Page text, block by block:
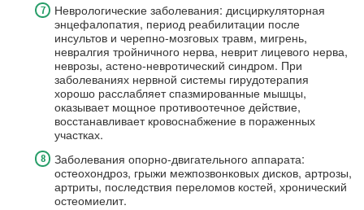
Неврологические заболевания: дисциркуляторная
энцефалопатия, период реабилитации после
инсультов и черепно-мозговых травм, мигрень,
невралгия тройничного нерва, неврит лицевого нерва,
неврозы, астено-невротический синдром. При
заболеваниях нервной системы гирудотерапия
хорошо расслабляет спазмированные мышцы,
оказывает мощное противоотечное действие,
восстанавливает кровоснабжение в пораженных
участках.
Заболевания опорно-двигательного аппарата:
остеохондроз, грыжи межпозвонковых дисков, артрозы,
артриты, последствия переломов костей, хронический
остеомиелит.